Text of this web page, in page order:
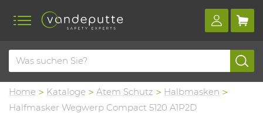
Home Kataloge Atem Schutz
Halbmasken
Halfmasker Wegwerp Compact 5120 A1P2D